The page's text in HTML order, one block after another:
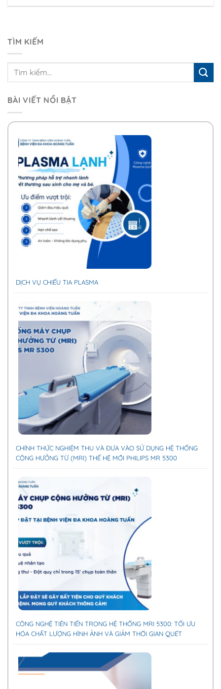
TÌM KIẾM
BÀI VIẾT NỔI BẬT
DỊCH VỤ CHIẾU TIA PLASMA
CHÍNH THỨC NGHIỆM THU VÀ ĐƯA VÀO SỬ DỤNG HỆ THỐNG
CỘNG HƯỞNG TỪ (MRI) THẾ HỆ MỚI PHILIPS MR 5300
CÔNG NGHỆ TIÊN TIẾN TRONG HỆ THỐNG MRI 5300: TỐI ƯU
HÓA CHẤT LƯỢNG HÌNH ẢNH VÀ GIẢM THỜI GIAN QUÉT